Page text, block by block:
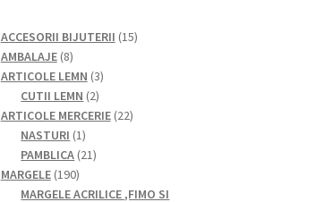
ACCESORII BIJUTERII 1515
AMBALAJE 88
produse
ARTICOLE LEMN 33
CUTII LEMN 22
produse
ARTICOLE MERCERIE 2222
NASTURI 11
produs
PAMBLICA 2121
produse
MARGELE 190190
de
MARGELE ACRILICE ,FIMO SI